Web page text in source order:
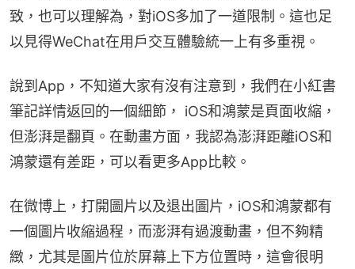
致，也可以理解為，對iOS多加了一道限制。這也足
以見得WeChat在用戶交互體驗統一上有多重視。
說到App，不知道大家有沒有注意到，我們在小紅書
筆記詳情返回的一個細節， iOS和鴻蒙是頁面收縮，
但澎湃是翻頁。在動畫方面，我認為澎湃距離iOS和
鴻蒙還有差距，可以看更多App比較。
在微博上，打開圖片以及退出圖片，iOS和鴻蒙都有
一個圖片收縮過程，而澎湃有過渡動畫，但不夠精
緻，尤其是圖片位於屏幕上下方位置時，這會很明